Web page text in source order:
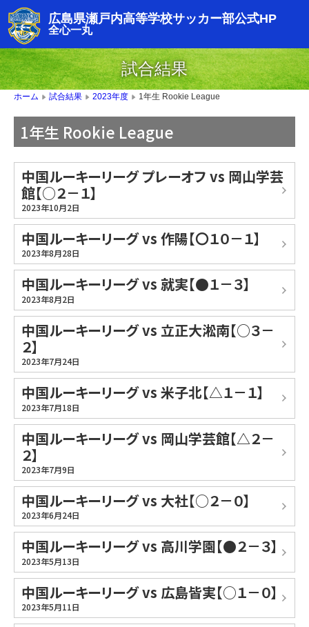
広島県瀬戸内高等学校サッカー部公式HP
全心一丸
試合結果
ホーム ▶ 試合結果 ▶ 2023年度 ▶ 1年生 Rookie League
1年生 Rookie League
中国ルーキーリーグ プレーオフ vs 岡山学芸
館【○２－１】
2023年10月2日
中国ルーキーリーグ vs 作陽【〇１０－１】
2023年8月28日
中国ルーキーリーグ vs 就実【●１－３】
2023年8月2日
中国ルーキーリーグ vs 立正大淞南【○３－
２】
2023年7月24日
中国ルーキーリーグ vs 米子北【△１－１】
2023年7月18日
中国ルーキーリーグ vs 岡山学芸館【△２－
２】
2023年7月9日
中国ルーキーリーグ vs 大社【○２－０】
2023年6月24日
中国ルーキーリーグ vs 高川学園【●２－３】
2023年5月13日
中国ルーキーリーグ vs 広島皆実【○１－０】
2023年5月11日